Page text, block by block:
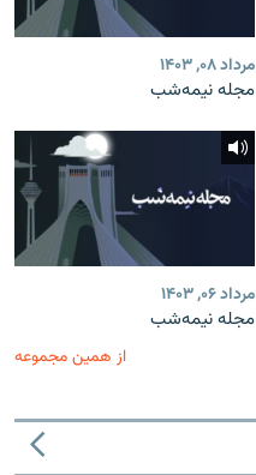
مرداد ۰۸, ۱۴۰۳
مجله نیمه‌شب
مرداد ۰۶, ۱۴۰۳
مجله نیمه‌شب
از همین مجموعه